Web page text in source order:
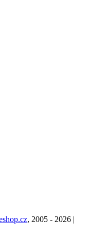
, 2005 - 2026 |